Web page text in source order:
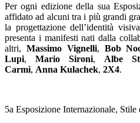
Per ogni edizione della sua
affidato ad alcuni tra i più grandi
la progettazione dell’identità
presenta i manifesti nati dalla
altri, Massimo Vignelli, Bob
Lupi, Mario Sironi, Albe
Carmi, Anna Kulachek, 2X4.
5a Esposizione Internazionale,